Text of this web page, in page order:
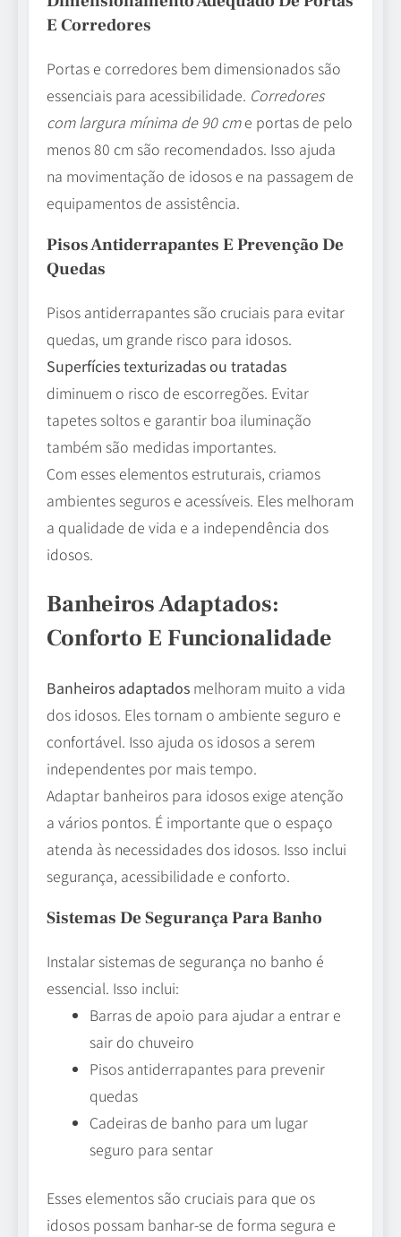
E Corredores
Portas e corredores bem dimensionados são
essenciais para acessibilidade. Corredores
com largura mínima de 90 cme portas de pelo
menos 80 cm são recomendados. Isso ajuda
na movimentação de idosos e na passagem de
equipamentos de assistência.
Pisos Antiderrapantes E Prevenção De
Quedas
Pisos antiderrapantes são cruciais para evitar
quedas, um grande risco para idosos.
Superfícies texturizadas ou tratadas
diminuem o risco de escorregões. Evitar
tapetes soltos e garantir boa iluminação
também são medidas importantes.
Com esses elementos estruturais, criamos
ambientes seguros e acessíveis. Eles melhoram
a qualidade de vida e a independência dos
idosos.
Banheiros Adaptados:
Conforto E Funcionalidade
Banheiros adaptados melhoram muito a vida
dos idosos. Eles tornam o ambiente seguro e
confortável. Isso ajuda os idosos a serem
independentes por mais tempo.
Adaptar banheiros para idosos exige atenção
a vários pontos. É importante que o espaço
atenda às necessidades dos idosos. Isso inclui
segurança, acessibilidade e conforto.
Sistemas De Segurança Para Banho
Instalar sistemas de segurança no banho é
essencial. Isso inclui:
Barras de apoio para ajudar a entrar e
sair do chuveiro
Pisos antiderrapantes para prevenir
quedas
Cadeiras de banho para um lugar
seguro para sentar
Esses elementos são cruciais para que os
idosos possam banhar-se de forma segura e